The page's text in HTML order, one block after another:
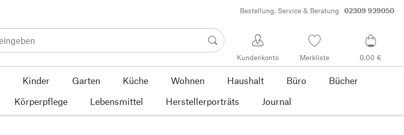
Bestellung, Service & Beratung 02309 939050
Kundenkonto Merkliste 0,00 €
Kinder Garten Küche Wohnen Haushalt Büro
Bücher
Körperpflege Lebensmittel Herstellerporträts Journal